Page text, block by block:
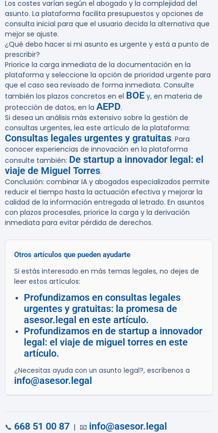
Los costes varían según el abogado y la complejidad del
asunto. La plataforma facilita presupuestos y opciones de
consulta inicial para que el usuario decida la alternativa que
mejor se ajuste.
¿Qué debo hacer si mi asunto es urgente y está a punto de
prescribir?
Priorice la carga inmediata de la documentación en la
plataforma y seleccione la opción de prioridad urgente para
que el caso sea revisado de forma inmediata. Consulte
también los plazos concretos en el BOE y, en materia de
protección de datos, en la AEPD.
Si desea un análisis más extensivo sobre la gestión de
consultas urgentes, lea este artículo de la plataforma:
Consultas legales urgentes y gratuitas. Para
conocer experiencias de innovación en la plataforma
consulte también: De startup a innovador legal: el
viaje de Miguel Torres.
Conclusión: combinar IA y abogados especializados permite
reducir el tiempo hasta la actuación efectiva y mejorar la
calidad de la información entregada al letrado. En asuntos
con plazos procesales, priorice la carga y la derivación
inmediata para evitar pérdida de derechos.
Otros artículos que pueden ayudarte
Si estás interesado en más temas legales, no dejes de
leer estos artículos:
Profundizamos en consultas legales
urgentes y gratuitas: la promesa de
asesor.legal en este artículo.
Profundizamos en de startup a innovador
legal: el viaje de miguel torres en este
artículo.
¿Necesitas ayuda con un asunto legal?, escríbenos a
info@asesor.legal
📞 668 51 00 87 | 📧 info@asesor.legal